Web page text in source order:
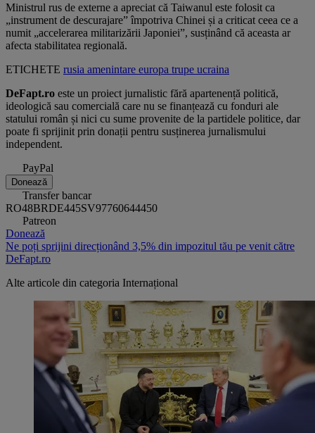
Ministrul rus de externe a apreciat că Taiwanul este folosit ca
„instrument de descurajare” împotriva Chinei și a criticat ceea ce a
numit „accelerarea militarizării Japoniei”, susținând că aceasta ar
afecta stabilitatea regională.
ETICHETE rusia amenintare europa trupe ucraina
DeFapt.ro este un proiect jurnalistic fără apartenență politică,
ideologică sau comercială care nu se finanțează cu fonduri ale
statului român și nici cu sume provenite de la partidele politice, dar
poate fi sprijinit prin donații pentru susținerea jurnalismului
independent.
PayPal
Donează
Transfer bancar
RO48BRDE445SV97760644450
Patreon
Donează
Ne poți sprijini direcționând 3,5% din impozitul tău pe venit către
DeFapt.ro
Alte articole din categoria Internațional